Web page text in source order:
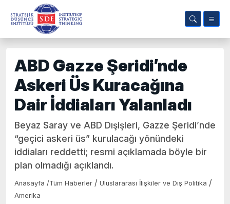
ABD Gazze Şeridi’nde
Askeri Üs Kuracağına
Dair İddiaları Yalanladı
Beyaz Saray ve ABD Dışişleri, Gazze Şeridi’nde
“geçici askeri üs” kurulacağı yönündeki
iddiaları reddetti; resmi açıklamada böyle bir
plan olmadığı açıklandı.
Anasayfa /Tüm Haberler / Uluslararası İlişkiler ve Dış Politika /
Amerika